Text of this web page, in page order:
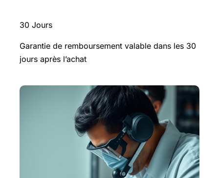
30 Jours
Garantie de remboursement valable dans les 30
jours après l’achat